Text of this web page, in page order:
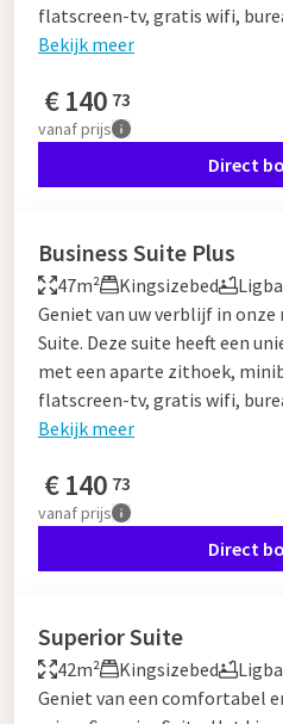
flatscreen-tv, gratis wifi,
Bekijk meer
€140 73
vanafprijs
Direct
Business Suite Plus
47m² Kingsizebed
Geniet van uw verblijf in onze
Suite. Deze suite heeft een
met een aparte zithoek,
flatscreen-tv, gratis wifi,
Bekijk meer
€140 73
vanafprijs
Direct
Superior Suite
42m² Kingsizebed
Geniet van een comfortabel